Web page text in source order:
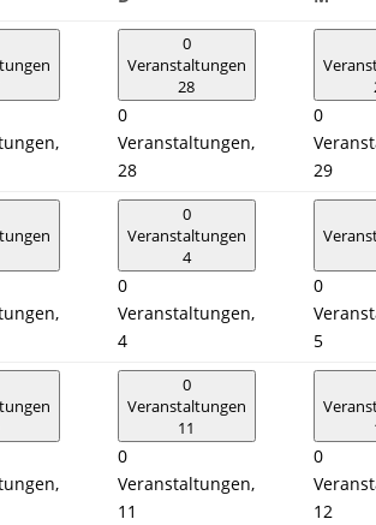
0
Veranstaltungen
28
0
Veranstaltungen,
28
0
29
0
Veranstaltungen
4
0
Veranstaltungen,
4
0
5
0
Veranstaltungen
11
0
Veranstaltungen,
11
0
12